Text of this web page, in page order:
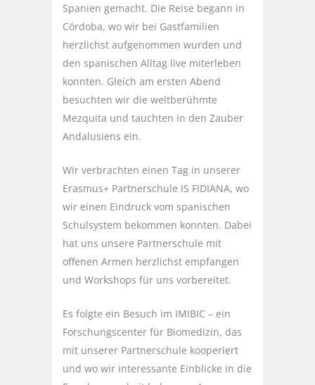
Spanien gemacht. Die Reise begann in
Córdoba, wo wir bei Gastfamilien
herzlichst aufgenommen wurden und
den spanischen Alltag live miterleben
konnten. Gleich am ersten Abend
besuchten wir die weltberühmte
Mezquita und tauchten in den Zauber
Andalusiens ein.
Wir verbrachten einen Tag in unserer
Erasmus+ Partnerschule IS FIDIANA, wo
wir einen Eindruck vom spanischen
Schulsystem bekommen konnten. Dabei
hat uns unsere Partnerschule mit
offenen Armen herzlichst empfangen
und Workshops für uns vorbereitet.
Es folgte ein Besuch im IMIBIC – ein
Forschungscenter für Biomedizin, das
mit unserer Partnerschule kooperiert
und wo wir interessante Einblicke in die